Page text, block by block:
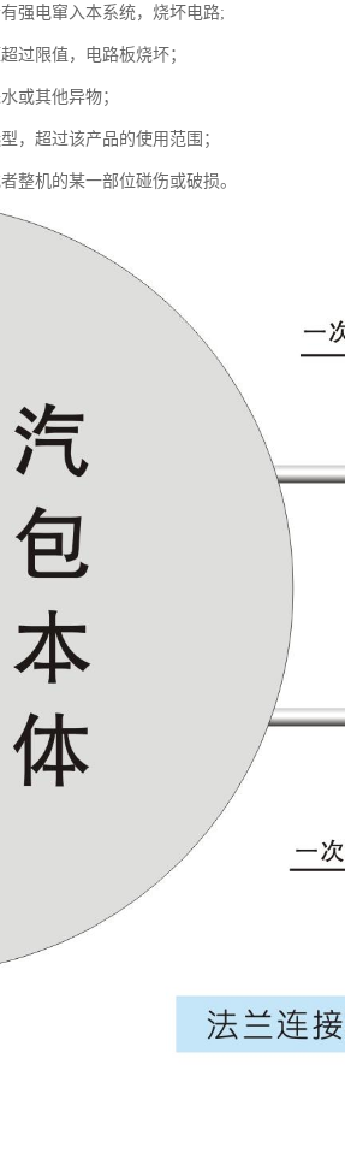
强电窜入本系统，烧坏电路;
过限值，电路板烧坏；
进水或其他异物；
，超过该产品的使用范围；
整机的某一部位碰伤或破损。